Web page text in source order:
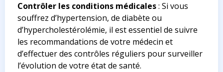
Contrôler les conditions médicales: Si vous
souffrez d’hypertension, de diabète ou
d’hypercholestérolémie, il est essentiel de suivre
les recommandations de votre médecin et
d’effectuer des contrôles réguliers pour surveiller
l’évolution de votre état de santé.